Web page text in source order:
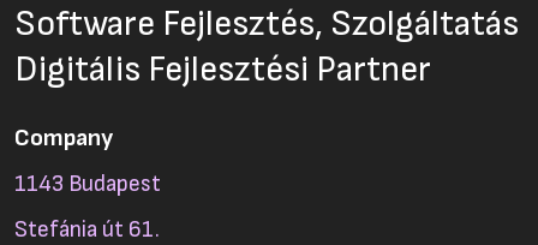
Software Fejlesztés, Szolgáltatás
Digitális Fejlesztési Partner
Company
1143 Budapest
Stefánia út 61.